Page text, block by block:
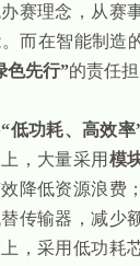
赛理念，从赛
而在智能制造
色先行”的责任担
“低功耗、高效
，大量采用 模
降低资源浪费
传输器，减少
，采用低功耗